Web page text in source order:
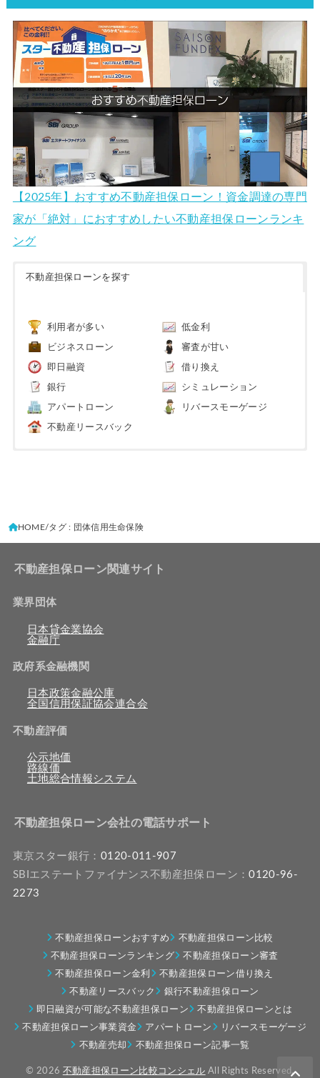
【2025年】おすすめ不動産担保ローン！資金調達の専門
家が「絶対」におすすめしたい不動産担保ローンランキ
ング
不動産担保ローンを探す
利用者が多い 低金利
ビジネスローン 審査が甘い
即日融資 借り換え
銀行 シミュレーション
アパートローン リバースモーゲージ
不動産リースバック
HOME タグ : 団体信用生命保険
不動産担保ローン関連サイト
業界団体
日本貸金業協会
金融庁
政府系金融機関
日本政策金融公庫
全国信用保証協会連合会
不動産評価
公示地価
路線価
土地総合情報システム
不動産担保ローン会社の電話サポート
東京スター銀行： 0120-011-907
SBIエステートファイナンス不動産担保ローン：0120-96-
2273
不動産担保ローンおすすめ
不動産担保ローン比較
不動産担保ローンランキング
不動産担保ローン審査
不動産担保ローン金利
不動産担保ローン借り換え
不動産リースバック
銀行不動産担保ローン
即日融資が可能な不動産担保ローン
不動産担保ローンとは
不動産担保ローン事業資金
アパートローン
リバースモーゲージ
不動産売却
不動産担保ローン記事一覧
© 2026 不動産担保ローン比較コンシェル All Rights Reserved.